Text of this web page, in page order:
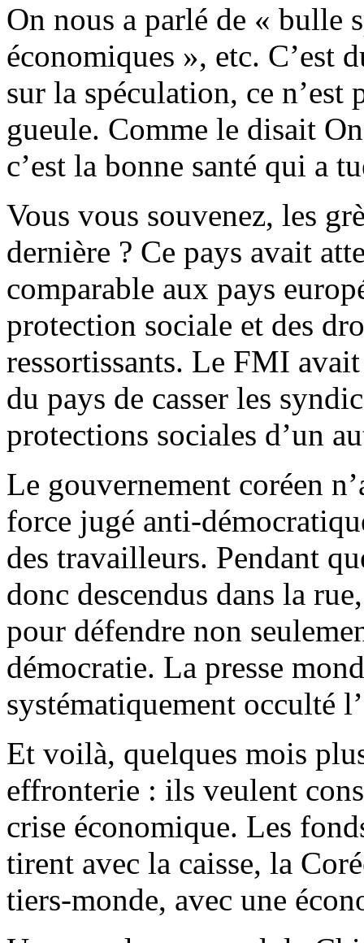
On nous a parlé de « bulle
économiques », etc. C’est
sur la spéculation, ce n’est
gueule. Comme le disait
c’est la bonne santé qui a
Vous vous souvenez, les
dernière ? Ce pays avait
comparable aux pays
protection sociale et des
ressortissants. Le FMI
du pays de casser les
protections sociales d’un
Le gouvernement coréen
force jugé anti-
des travailleurs. Pendant
donc descendus dans la
pour défendre non
démocratie. La presse
systématiquement occulté
Et voilà, quelques mois
effronterie : ils veulent
crise économique. Les
tirent avec la caisse, la
tiers-monde, avec une